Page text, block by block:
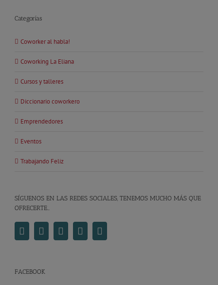
Categorías
Coworker al habla!
Coworking La Eliana
Cursos y talleres
Diccionario coworkero
Emprendedores
Eventos
Trabajando Feliz
SÍGUENOS EN LAS REDES SOCIALES, TENEMOS MUCHO MÁS QUE
OFRECERTE…
FACEBOOK